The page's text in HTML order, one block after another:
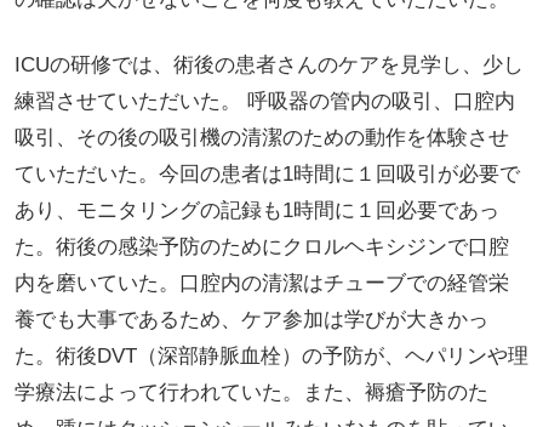
ICUの研修では、術後の患者さんのケアを見学し、少し
練習させていただいた。 呼吸器の管内の吸引、口腔内
吸引、その後の吸引機の清潔のための動作を体験させ
ていただいた。今回の患者は1時間に１回吸引が必要で
あり、モニタリングの記録も1時間に１回必要であっ
た。術後の感染予防のためにクロルヘキシジンで口腔
内を磨いていた。口腔内の清潔はチューブでの経管栄
養でも大事であるため、ケア参加は学びが大きかっ
た。術後DVT（深部静脈血栓）の予防が、ヘパリンや理
学療法によって行われていた。また、褥瘡予防のた